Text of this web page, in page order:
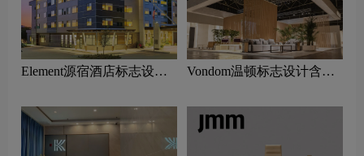
Element源宿酒店标志设计
Vondom温顿标志设计含义